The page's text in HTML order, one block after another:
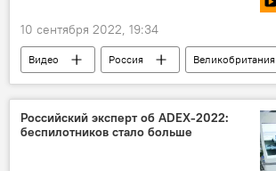
10 сентября 2022, 19:34
Видео Россия
Великобритания
отношения
санкции протесты
Российский эксперт об ADEX-2022:
беспилотников стало больше